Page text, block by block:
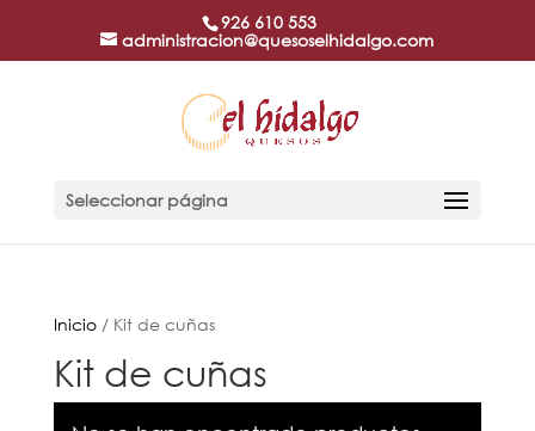
926 610 553
administracion@quesoselhidalgo.com
Seleccionar página
Inicio/ Kit de cuñas
Kit de cuñas